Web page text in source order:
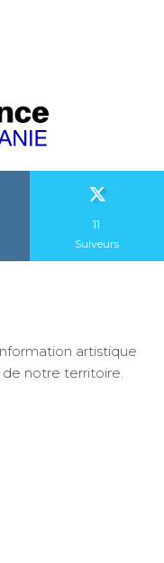
11
Suiveurs
artistique
notre territoire.